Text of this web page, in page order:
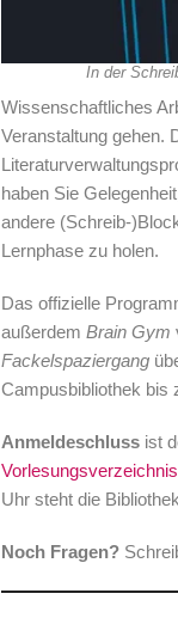
In der
Wissenschaftliches
Veranstaltung gehen.
haben Sie
andere (Schreib-
Lernphase zu holen.
Das offizielle
außerdem Brain Gym
Fackelspaziergang
Campusbibliothek bis
Anmeldeschluss ist
Uhr steht die
Noch Fragen?